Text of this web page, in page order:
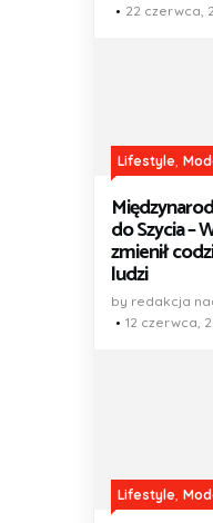
22 czerwca,
Lifestyle,
do Szycia –
zmienił
ludzi
by redakcja
12 czerwca,
Lifestyle,